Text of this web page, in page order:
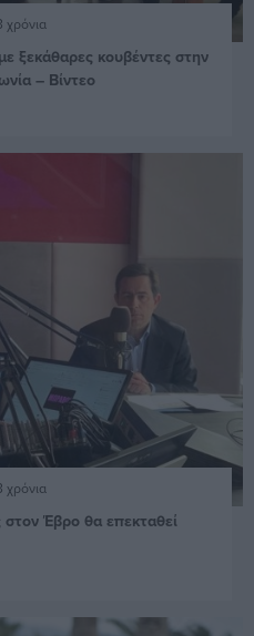
χρόνια
ξεκάθαρες κουβέντες στην
– Βίντεο
χρόνια
Έβρο θα επεκταθεί